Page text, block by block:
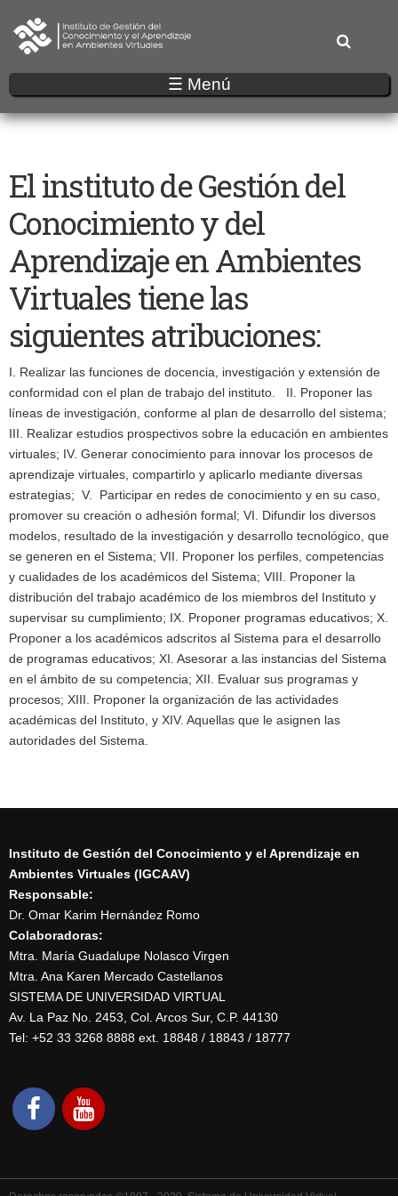
al
contenido
principal
☰ Menú
El instituto de Gestión del
Conocimiento y del
Aprendizaje en Ambientes
Virtuales tiene las
siguientes atribuciones:
I. Realizar las funciones de docencia, investigación y extensión de
conformidad con el plan de trabajo del instituto. ​ II. ​Proponer las
líneas de investigación, conforme al plan de desarrollo del sistema;
III. Realizar estudios prospectivos sobre la educación en ambientes
virtuales; IV. Generar conocimiento para innovar los procesos de
aprendizaje virtuales, compartirlo y aplicarlo mediante diversas
estrategias; V. Participar en redes de conocimiento y en su caso,
promover su creación o adhesión formal; VI. Difundir los diversos
modelos, resultado de la investigación y desarrollo tecnológico, que
se generen en el Sistema; VII. Proponer los perfiles, competencias
y cualidades de los académicos del Sistema; VIII. Proponer la
distribución del trabajo académico de los miembros del Instituto y
supervisar su cumplimiento; IX. Proponer programas educativos; X.
Proponer a los académicos adscritos al Sistema para el desarrollo
de programas educativos; XI. Asesorar a las instancias del Sistema
en el ámbito de su competencia; XII. Evaluar sus programas y
procesos; XIII. Proponer la organización de las actividades
académicas del Instituto, y XIV. Aquellas que le asignen las
autoridades del Sistema.
Instituto de Gestión del Conocimiento y el Aprendizaje en
Ambientes Virtuales (IGCAAV)
Responsable:
Dr. Omar Karim Hernández Romo
Colaboradoras:
Mtra. María Guadalupe Nolasco Virgen
Mtra. Ana Karen Mercado Castellanos
SISTEMA DE UNIVERSIDAD VIRTUAL
Av. La Paz No. 2453, Col. Arcos Sur, C.P. 44130
Tel: +52 33 3268 8888‏ ext. 18848 / 18843 / 18777